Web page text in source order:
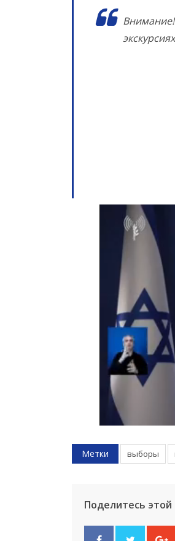
Метки выборы
Поделитесь